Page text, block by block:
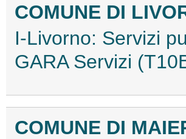
COMUNE DI
I-Livorno: Servizi
GARA Servizi
COMUNE DI